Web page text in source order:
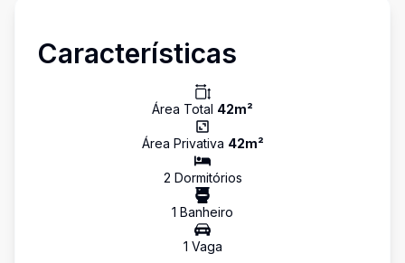
Características
Área Total 42m²
Área Privativa 42m²
2 Dormitórios
1 Banheiro
1 Vaga